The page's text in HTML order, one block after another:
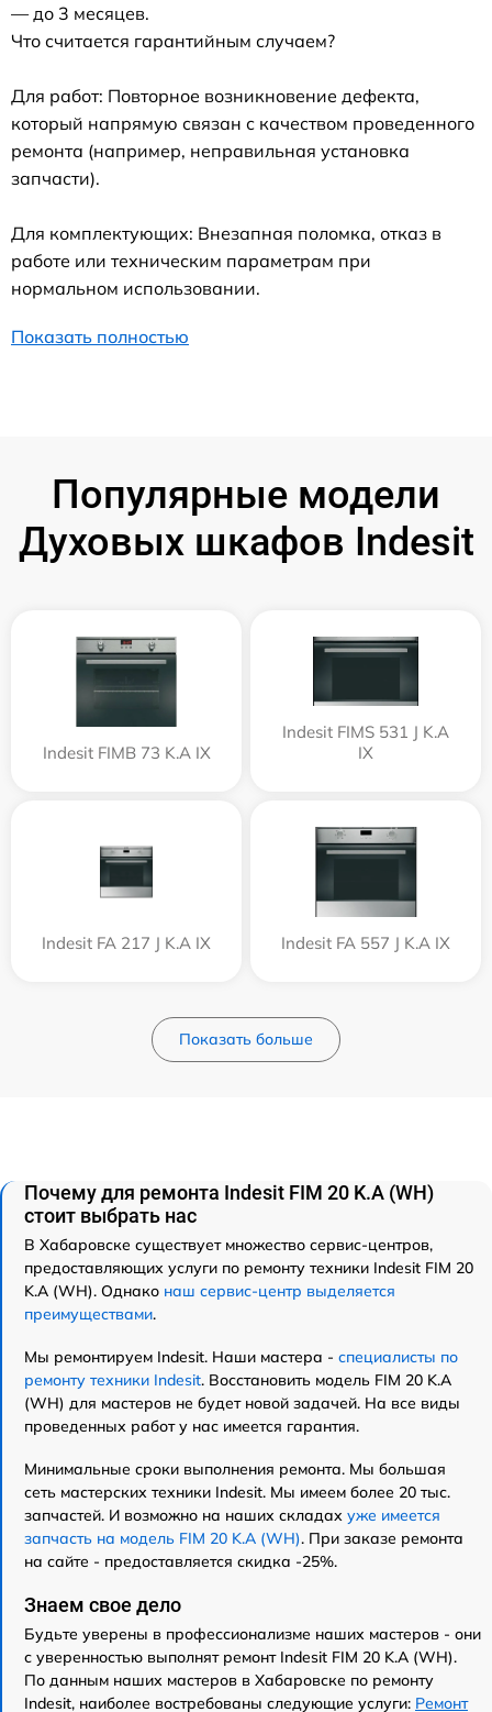
— до 3 месяцев.
Что считается гарантийным случаем?
Для работ: Повторное возникновение дефекта,
который напрямую связан с качеством проведенного
ремонта (например, неправильная установка
запчасти).
Для комплектующих: Внезапная поломка, отказ в
работе или техническим параметрам при
нормальном использовании.
Показать полностью
Популярные модели
Духовых шкафов Indesit
Indesit FIMB 73 K.A IX
Indesit FIMS 531 J K.A
IX
Indesit FA 217 J K.A IX Indesit FA 557 J K.A IX
Показать больше
Почему для ремонта Indesit FIM 20 K.A (WH)
стоит выбрать нас
В Хабаровске существует множество сервис-центров,
предоставляющих услуги по ремонту техники Indesit FIM 20
K.A (WH). Однако наш сервис-центр выделяется
преимуществами.
Мы ремонтируем Indesit. Наши мастера - специалисты по
ремонту техники Indesit. Восстановить модель FIM 20 K.A
(WH) для мастеров не будет новой задачей. На все виды
проведенных работ у нас имеется гарантия.
Минимальные сроки выполнения ремонта. Мы большая
сеть мастерских техники Indesit. Мы имеем более 20 тыс.
запчастей. И возможно на наших складах уже имеется
запчасть на модель FIM 20 K.A (WH). При заказе ремонта
на сайте - предоставляется скидка -25%.
Знаем свое дело
Будьте уверены в профессионализме наших мастеров - они
с уверенностью выполнят ремонт Indesit FIM 20 K.A (WH).
По данным наших мастеров в Хабаровске по ремонту
Indesit, наиболее востребованы следующие услуги: Ремонт